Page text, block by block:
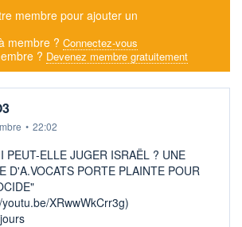
membre pour ajouter un
membre ? Connectez-vous
? Devenez membre gratuitement
• 22:02
PEUT-ELLE JUGER ISRAËL ? UNE
D'A.VOCATS PORTE PLAINTE POUR
XRwwWkCrr3g)